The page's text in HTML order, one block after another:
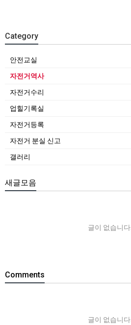
Category
안전교실
자전거역사
자전거수리
업힐기록실
자전거등록
자전거 분실 신고
갤러리
새글모음
글이 없습니다.
Comments
글이 없습니다.